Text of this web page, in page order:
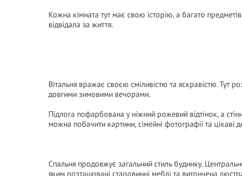
Кожна кімната тут має свою історію, а багато
відвідала за життя.
Вітальня вражає своєю сміливістю та яскравістю. Тут
довгими зимовими вечорами.
Підлога пофарбована у ніжний рожевий відтінок, а
можна побачити картини, сімейні фотографії та цікаві
Спальня продовжує загальний стиль будинку.
яким розташовані старовинні меблі та витончена